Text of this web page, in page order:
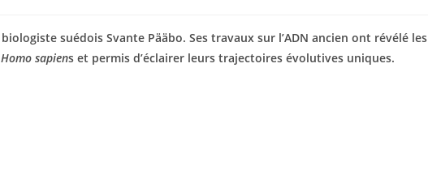
suédois Svante Pääbo. Ses travaux sur l’ADN ancien ont révélé les
Homo sapiens et permis d’éclairer leurs trajectoires évolutives uniques.